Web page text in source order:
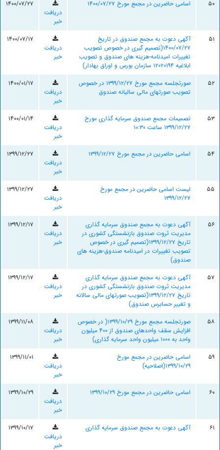
۵۰
اسامی حاضرین در مجمع مورخ ۱۴۰۰/۰۷/۲۷
دریافت
خبر
۱۴۰۰/۰۷/۲۷
۵۱
آگهی دعوت به مجمع صندوق در تاریخ
۱۴۰۰/۰۷/۲۷(تصمیم گیری در خصوص تصویب
تغییرات امیدنامه-هزینه های صندوق و تصویب
ابلاغیه ۱۲۰۲۰۱۹۴ سازمان بورس و اوراق بهادار)
دریافت
خبر
۱۴۰۰/۰۷/۱۷
۵۲
صورتجلسه مجمع مورخ ۱۳۹۹/۱۲/۲۷ در خصوص
تصویب صورتهای مالی سالیانه صندوق
دریافت
خبر
۱۴۰۰/۰۱/۱۷
۵۳
تصمیمات مجمع صندوق سرمایه گذاری مورخ
۱۳۹۹/۱۲/۲۷ ساعت ۱۰:۳۰
دریافت
خبر
۱۴۰۰/۰۱/۱۴
۵۴
اسامی حاضرین در مجمع مورخ ۱۳۹۹/۱۲/۲۷
دریافت
خبر
۱۳۹۹/۱۲/۲۷
۵۵
لیست اسامی حاضرین در مجمع مورخ
۱۳۹۹/۱۲/۲۷
دریافت
خبر
۱۳۹۹/۱۲/۲۷
۵۶
آگهی دعوت به مجمع صندوق سرمایه گذاری
مدیریت ثروت صندوق بازنشستگی کشوری در
تاریخ ۱۳۹۹/۱۲/۲۷(تصمیم گیری در خصوص
تصویب تغییرات در امیدنامه صندوق-هزینه های
صندوق)
دریافت
خبر
۱۳۹۹/۱۲/۱۷
۵۷
آگهی دعوت به مجمع صندوق سرمایه گذاری
مدیریت ثروت صندوق بازنشستگی کشوری در
تاریخ ۱۳۹۹/۱۲/۲۷(تصویب صورتهای مالی سالانه
و تغییر حسابرس صندوق)
دریافت
خبر
۱۳۹۹/۱۲/۱۷
۵۸
صورتجلسه مجمع مورخ ۱۳۹۹/۱۰/۲۹( در خصوص
افزایش سقف واحدهای صندوق از ۴۰۰ میلیون
واحد به ۱۰۰۰ میلیون واحد سرمایه گذاری)
دریافت
خبر
۱۳۹۹/۱۱/۰۸
۵۹
اسامی حاضرین در مجمع مورخ
۱۳۹۹/۱۰/۲۹(اصلاحیه)
دریافت
خبر
۱۳۹۹/۱۱/۰۱
۶۰
اسامی حاضرین در مجمع مورخ ۱۳۹۹/۱۰/۲۹
دریافت
خبر
۱۳۹۹/۱۰/۲۹
۶۱
آگهی دعوت به مجمع صندوق سرمایه گذاری
دریافت
خبر
۱۳۹۹/۱۰/۱۷